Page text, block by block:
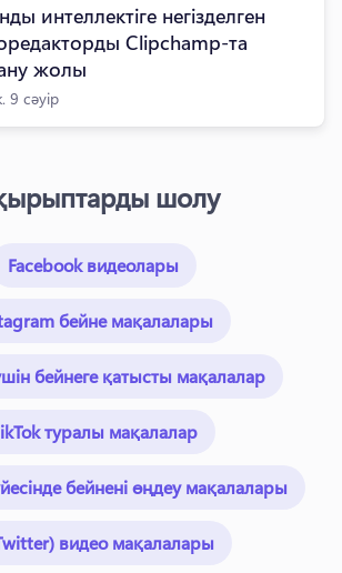
интеллектіге негізделген
Clipchamp-та
жолы
9 сәуір
шолу
Facebook видеолары
бейне мақалалары
бейнеге қатысты мақалалар
туралы мақалалар
бейнені өңдеу мақалалары
видео мақалалары